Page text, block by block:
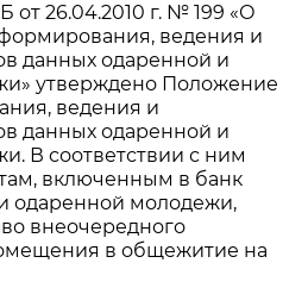
от 26.04.2010 г. № 199 «О
ведения и
данных одаренной и
утверждено Положение
ведения и
данных одаренной и
В соответствии с ним
включенным в банк
одаренной молодежи,
внеочередного
в общежитие на